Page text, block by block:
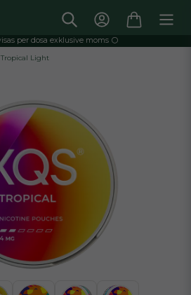
per dosa exklusive moms ⚪️
Tropical Light